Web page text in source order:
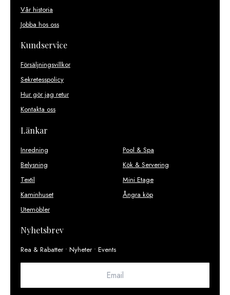
Vår historia
Jobba hos oss
Kundservice
Försäljningsvillkor
Sekretesspolicy
Hur gör jag retur
Kontakta oss
Länkar
Inredning
Belysning
Textil
Kaminhuset
Utemöbler
Pool & Spa
Kök & Servering
Mini Etage
Ångra köp
Nyhetsbrev
Rea & Rabatter • Nyheter • Events